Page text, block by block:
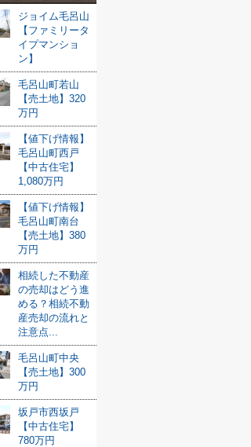
ジョイム毛呂山
【ファミリータ
イプマンショ
ン】
毛呂山町若山
【売土地】320
万円
【値下げ情報】
毛呂山町西戸
【中古住宅】
1,080万円
【値下げ情報】
毛呂山町南台
【売土地】380
万円
相続した不動産
の売却はどう進
める？相続不動
産売却の流れと
注意点...
毛呂山町中央
【売土地】300
万円
坂戸市西坂戸
【中古住宅】
780万円